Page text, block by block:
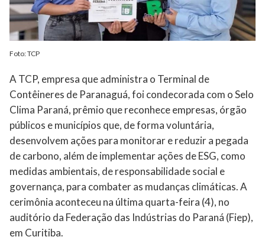
Foto: TCP
A TCP, empresa que administra o Terminal de
Contêineres de Paranaguá, foi condecorada com o Selo
Clima Paraná, prêmio que reconhece empresas, órgão
públicos e municípios que, de forma voluntária,
desenvolvem ações para monitorar e reduzir a pegada
de carbono, além de implementar ações de ESG, como
medidas ambientais, de responsabilidade social e
governança, para combater as mudanças climáticas. A
cerimônia aconteceu na última quarta-feira (4), no
auditório da Federação das Indústrias do Paraná (Fiep),
em Curitiba.